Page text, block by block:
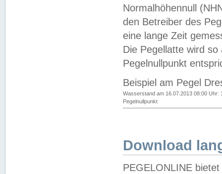
Normalhöhennull
den Betreiber des
eine lange Zeit
Die Pegellatte wird
Pegelnullpunkt
Beispiel am Pegel
Wasserstand am 16.07.2013 08:00 Uhr:
Pegelnullpunkt
Download
PEGELONLINE